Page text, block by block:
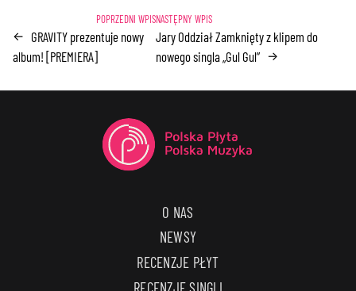
← GRAVITY prezentuje nowy
album! [PREMIERA]
Jary Oddział Zamknięty z klipem do
nowego singla „Gul Gul” →
O NAS
NEWSY
RECENZJE PŁYT
RECENZJE SINGLI